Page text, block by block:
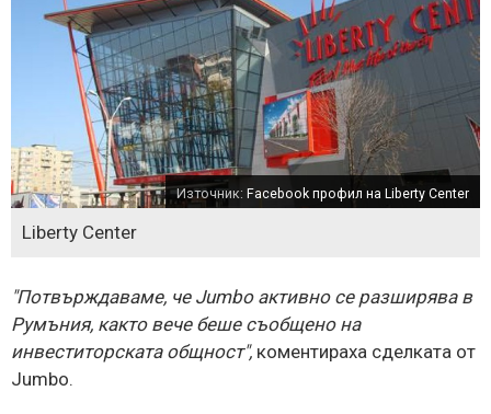
Източник: Facebook профил на Liberty Center
Liberty Center
"Потвърждаваме, че Jumbo активно се разширява в
Румъния, както вече беше съобщено на
инвеститорската общност", коментираха сделката от
Jumbo.